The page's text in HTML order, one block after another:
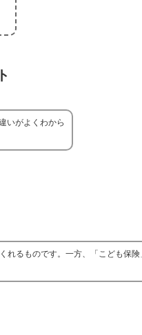
いがよくわから
れるものです。一方、「こども保